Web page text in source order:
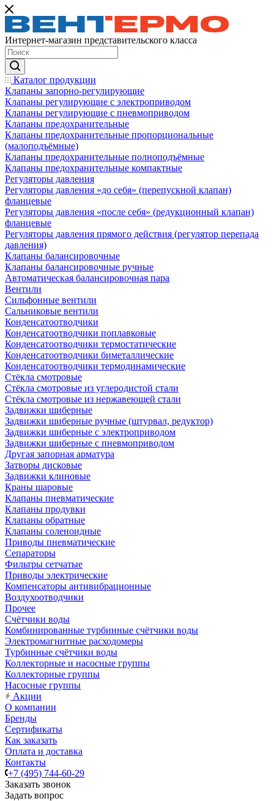
Интернет-магазин представительского класса
Каталог продукции
Клапаны запорно-регулирующие
Клапаны регулирующие с электроприводом
Клапаны регулирующие с пневмоприводом
Клапаны предохранительные
Клапаны предохранительные пропорциональные
(малоподъёмные)
Клапаны предохранительные полноподъёмные
Клапаны предохранительные компактные
Регуляторы давления
Регуляторы давления «до себя» (перепускной клапан)
фланцевые
Регуляторы давления «после себя» (редукционный клапан)
фланцевые
Регуляторы давления прямого действия (регулятор перепада
давления)
Клапаны балансировочные
Клапаны балансировочные ручные
Автоматическая балансировочная пара
Вентили
Сильфонные вентили
Сальниковые вентили
Конденсатоотводчики
Конденсатоотводчики поплавковые
Конденсатоотводчики термостатические
Конденсатоотводчики биметаллические
Конденсатоотводчики термодинамические
Стёкла смотровые
Стёкла смотровые из углеродистой стали
Стёкла смотровые из нержавеющей стали
Задвижки шиберные
Задвижки шиберные ручные (штурвал, редуктор)
Задвижки шиберные с электроприводом
Задвижки шиберные с пневмоприводом
Другая запорная арматура
Затворы дисковые
Задвижки клиновые
Краны шаровые
Клапаны пневматические
Клапаны продувки
Клапаны обратные
Клапаны соленоидные
Приводы пневматические
Сепараторы
Фильтры сетчатые
Приводы электрические
Компенсаторы антивибрационные
Воздухоотводчики
Прочее
Счётчики воды
Комбинированные турбинные счётчики воды
Электромагнитные расходомеры
Турбинные счётчики воды
Коллекторные и насосные группы
Коллекторные группы
Насосные группы
Акции
О компании
Бренды
Сертификаты
Как заказать
Оплата и доставка
Контакты
+7 (495) 744-60-29
Заказать звонок
Задать вопрос